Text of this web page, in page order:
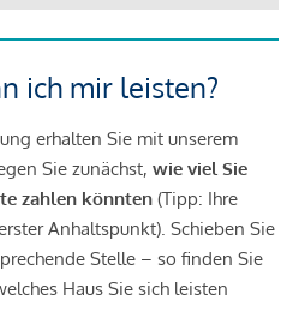
ich mir leisten?
erhalten Sie mit unserem
Sie zunächst, wie viel Sie
zahlen könnten (Tipp: Ihre
Anhaltspunkt). Schieben Sie
Stelle – so finden Sie
Haus Sie sich leisten